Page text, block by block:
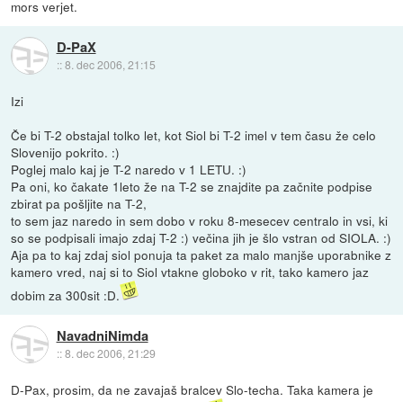
mors verjet.
D-PaX
::8. dec 2006, 21:15
Izi
Če bi T-2 obstajal tolko let, kot Siol bi T-2 imel v tem času že celo
Slovenijo pokrito. :)
Poglej malo kaj je T-2 naredo v 1 LETU. :)
Pa oni, ko čakate 1leto že na T-2 se znajdite pa začnite podpise
zbirat pa pošljite na T-2,
to sem jaz naredo in sem dobo v roku 8-mesecev centralo in vsi, ki
so se podpisali imajo zdaj T-2 :) večina jih je šlo vstran od SIOLA. :)
Aja pa to kaj zdaj siol ponuja ta paket za malo manjše uporabnike z
kamero vred, naj si to Siol vtakne globoko v rit, tako kamero jaz
dobim za 300sit :D.
NavadniNimda
::8. dec 2006, 21:29
D-Pax, prosim, da ne zavajaš bralcev Slo-techa. Taka kamera je